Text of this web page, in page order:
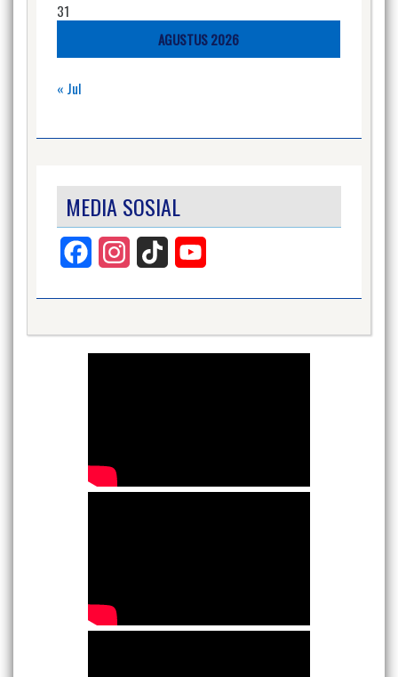
AGUSTUS 2026
31
« Jul
MEDIA SOSIAL
Facebook InstagramTikTok